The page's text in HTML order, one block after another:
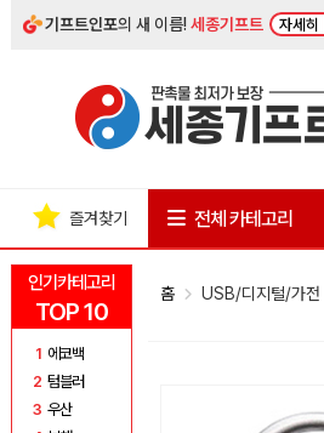
기프트인포의 새 이름!세종기프트 자세히
인기카테고리
TOP 10
1 에코백
2 텀블러
3 우산
즐겨찾기 전체 카테고리
홈 USB/디지털/가전